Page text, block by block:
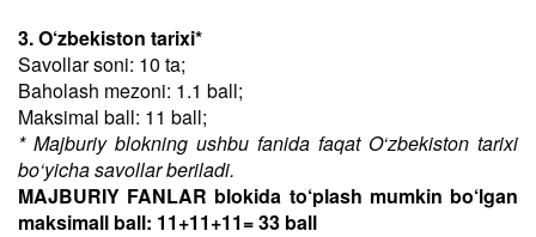
3. O‘zbekiston tarixi*
Savollar soni: 10 ta;
Baholash mezoni: 1.1 ball;
Maksimal ball: 11 ball;
* Majburiy blokning ushbu fanida faqat O‘zbekiston tarixi
bo‘yicha savollar beriladi.
MAJBURIY FANLAR blokida to‘plash mumkin bo‘lgan
maksimall ball: 11+11+11= 33 ball